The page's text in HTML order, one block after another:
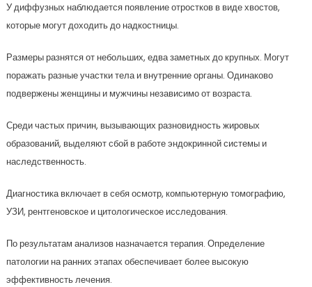
У диффузных наблюдается появление отростков в виде хвостов,
которые могут доходить до надкостницы.
Размеры разнятся от небольших, едва заметных до крупных. Могут
поражать разные участки тела и внутренние органы. Одинаково
подвержены женщины и мужчины независимо от возраста.
Среди частых причин, вызывающих разновидность жировых
образований, выделяют сбой в работе эндокринной системы и
наследственность.
Диагностика включает в себя осмотр, компьютерную томографию,
УЗИ, рентгеновское и цитологическое исследования.
По результатам анализов назначается терапия. Определение
патологии на ранних этапах обеспечивает более высокую
эффективность лечения.